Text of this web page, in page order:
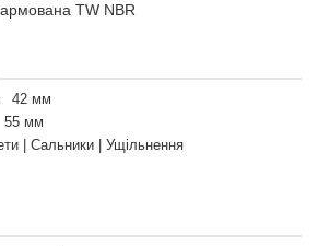
TW NBR
42 мм
55 мм
| Сальники | Ущільнення